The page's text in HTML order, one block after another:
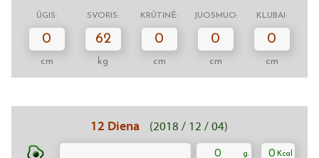
ŪGIS: SVORIS: KRŪTINĖ: JUOSMUO: KLUBAI:
0
cm
62
kg
0
cm
0
cm
0
cm
12 Diena (2018 / 12 / 04)
0 0